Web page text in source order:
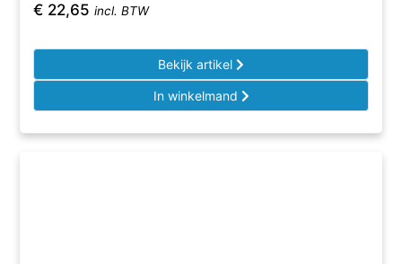
€ 22,65 incl. BTW
Bekijk artikel
In winkelmand